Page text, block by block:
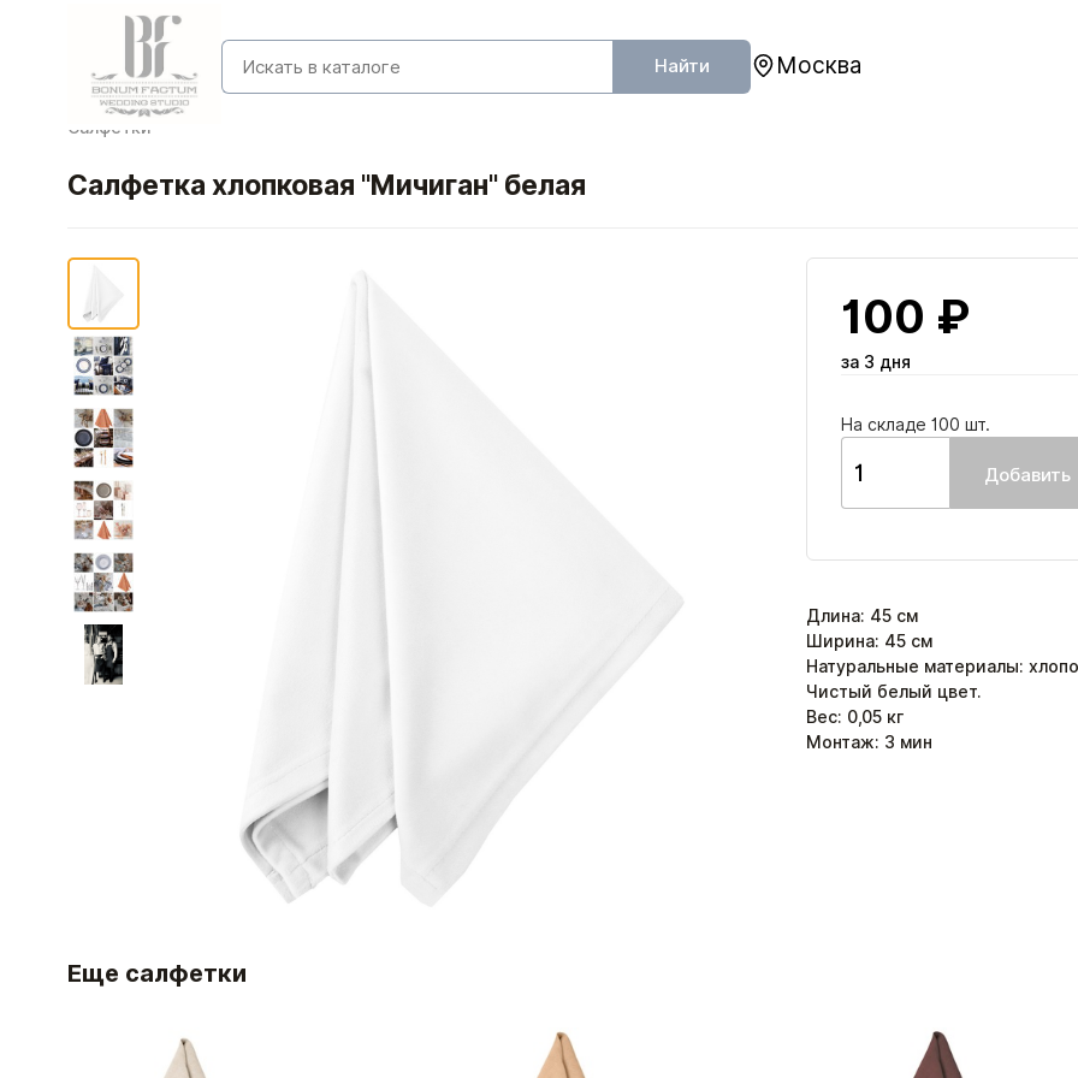
Найти Москва
Салфетки
Салфетка хлопковая "Мичиган" белая
100 ₽
за 3 дня
На складе 100 шт.
Добавить
Длина: 45 см
Ширина: 45 см
Натуральные материалы:
Чистый белый цвет.
Вес: 0,05 кг
Монтаж: 3 мин
Еще салфетки